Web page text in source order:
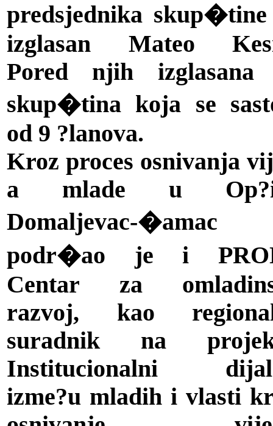
predsjednika
izglasan Mateo
Pored njih izglasana
skup�tina koja se
od 9 ?lanova.
Kroz proces osnivanja
a mlade u
Domaljevac-�amac
podr�ao je i
Centar za
razvoj, kao
suradnik na
Institucionalni
izme?u mladih i vlasti